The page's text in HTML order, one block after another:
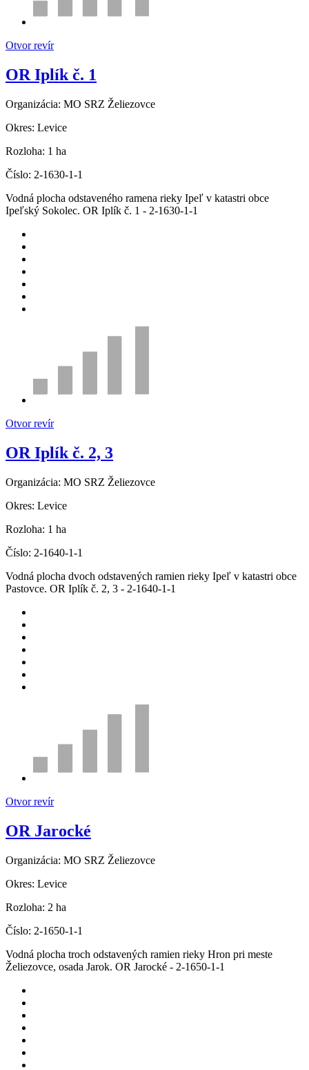
Otvor revír
OR Iplík č. 1
Organizácia: MO SRZ Želiezovce
Okres: Levice
Rozloha: 1 ha
Číslo: 2-1630-1-1
Vodná plocha odstaveného ramena rieky Ipeľ v katastri obce
Ipeľský Sokolec. OR Iplík č. 1 - 2-1630-1-1
Otvor revír
OR Iplík č. 2, 3
Organizácia: MO SRZ Želiezovce
Okres: Levice
Rozloha: 1 ha
Číslo: 2-1640-1-1
Vodná plocha dvoch odstavených ramien rieky Ipeľ v katastri obce
Pastovce. OR Iplík č. 2, 3 - 2-1640-1-1
Otvor revír
OR Jarocké
Organizácia: MO SRZ Želiezovce
Okres: Levice
Rozloha: 2 ha
Číslo: 2-1650-1-1
Vodná plocha troch odstavených ramien rieky Hron pri meste
Želiezovce, osada Jarok. OR Jarocké - 2-1650-1-1